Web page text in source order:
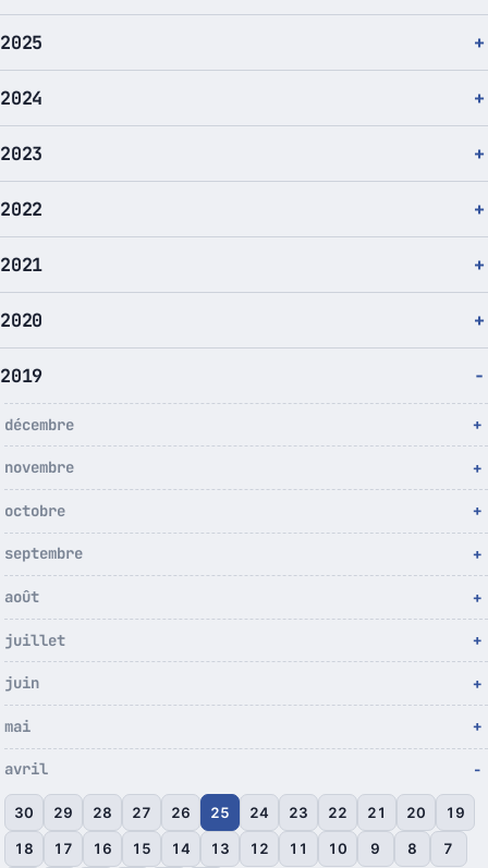
2025
2024
2023
2022
2021
2020
2019
décembre
novembre
octobre
septembre
août
juillet
juin
mai
avril
30 29 28 27 26 25 24 23 22 21 20 19
18 17 16 15 14 13 12 11 10 9 8 7